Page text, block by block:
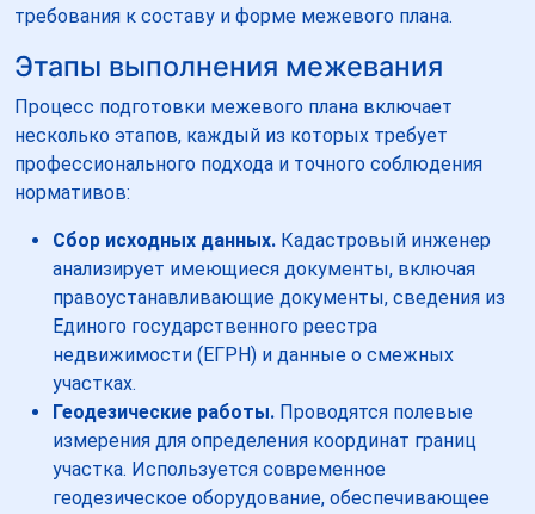
требования к составу и форме межевого плана.
Этапы выполнения межевания
Процесс подготовки межевого плана включает
несколько этапов, каждый из которых требует
профессионального подхода и точного соблюдения
нормативов:
Сбор исходных данных. Кадастровый инженер
анализирует имеющиеся документы, включая
правоустанавливающие документы, сведения из
Единого государственного реестра
недвижимости (ЕГРН) и данные о смежных
участках.
Геодезические работы. Проводятся полевые
измерения для определения координат границ
участка. Используется современное
геодезическое оборудование, обеспечивающее